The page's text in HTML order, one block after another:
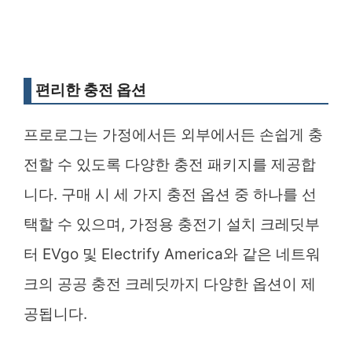
편리한 충전 옵션
프로로그는 가정에서든 외부에서든 손쉽게 충
전할 수 있도록 다양한 충전 패키지를 제공합
니다. 구매 시 세 가지 충전 옵션 중 하나를 선
택할 수 있으며, 가정용 충전기 설치 크레딧부
터 EVgo 및 Electrify America와 같은 네트워
크의 공공 충전 크레딧까지 다양한 옵션이 제
공됩니다.